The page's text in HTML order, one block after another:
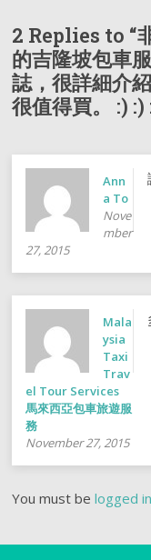
2 Replies to “
的吉隆坡包車
誌，很詳細介
很值得買。 :) :)
Ann
a To
Nove
mber
27, 2015
Mala
ysia
Taxi
Trav
el Tour Services
馬來西亞包車旅遊服
務
November 27, 2015
You must belogged in